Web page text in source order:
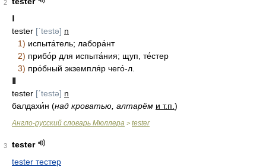
2
Ⅰ
tester [ˊtestə] n
1) испыта́тель; лабора́нт
2) прибо́р для испыта́ния; щуп, те́стер
3) про́бный экземпля́р чего́-л.
Ⅱ
tester [ˊtestə] n
балдахи́н (над кроватью, алтарём и т.п. )
Англо-русский словарь Мюллера > tester
3
tester
tester тестер